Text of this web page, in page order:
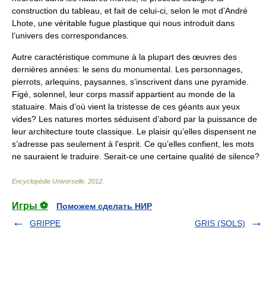
construction du tableau, et fait de celui-ci, selon le mot d’André
Lhote, une véritable fugue plastique qui nous introduit dans
l’univers des correspondances.
Autre caractéristique commune à la plupart des œuvres des
dernières années: le sens du monumental. Les personnages,
pierrots, arlequins, paysannes, s’inscrivent dans une pyramide.
Figé, solennel, leur corps massif appartient au monde de la
statuaire. Mais d’où vient la tristesse de ces géants aux yeux
vides? Les natures mortes séduisent d’abord par la puissance de
leur architecture toute classique. Le plaisir qu’elles dispensent ne
s’adresse pas seulement à l’esprit. Ce qu’elles confient, les mots
ne sauraient le traduire. Serait-ce une certaine qualité de silence?
Encyclopédie Universelle 2012
Игры ⚽
Поможем сделать НИР
GRIPPE
GRIS (SOLS)